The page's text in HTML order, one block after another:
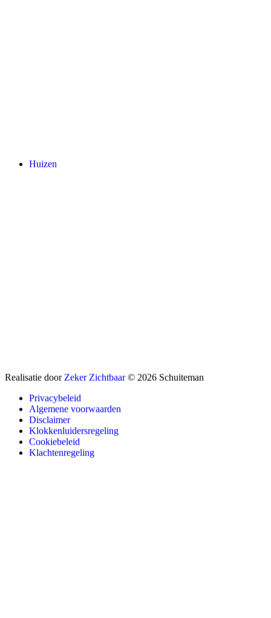
Huizen
Realisatie door Zeker Zichtbaar © 2026 Schuiteman
Privacybeleid
Algemene voorwaarden
Disclaimer
Klokkenluidersregeling
Cookiebeleid
Klachtenregeling